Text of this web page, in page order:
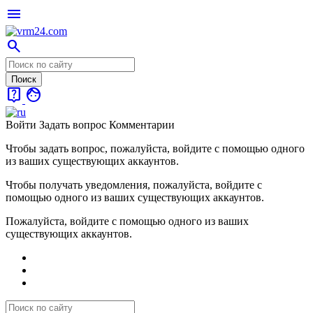
menu
search
live_help face
Войти Задать вопрос Комментарии
Чтобы задать вопрос, пожалуйста, войдите с помощью одного
из ваших существующих аккаунтов.
Чтобы получать уведомления, пожалуйста, войдите с
помощью одного из ваших существующих аккаунтов.
Пожалуйста, войдите с помощью одного из ваших
существующих аккаунтов.